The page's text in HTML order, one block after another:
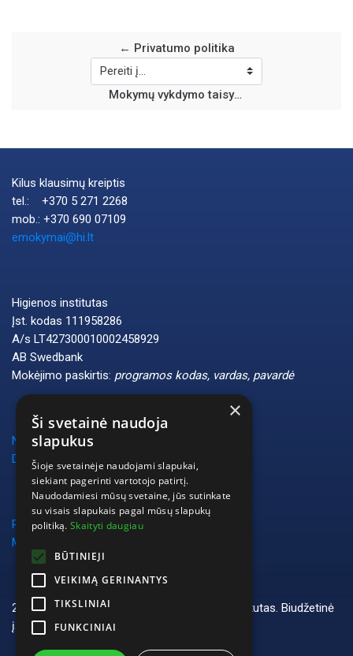
← Privatumo politika
Mokymų vykdymo taisyklės →
Kilus klausimų kreiptis
tel.: +370 5 271 2268
mob.: +370 690 07109
emokymai@hi.lt
Higienos institutas
Įst. kodas 111958286
A/s LT427300010002458929
AB Swedbank
Mokėjimo paskirtis: programos kodas, vardas, pavardė
Naudotojo vadovas
DUK
Privatumo politika
Mokymų vykdymo taisyklės
2024 Visos teisės saugomos © Higienos institutas. Biudžetinė
įstaiga. Studentų g. 45A, LT-08107 Vilnius
×
Ši svetainė naudoja
slapukus
Šioje svetainėje naudojami slapukai,
siekiant pagerinti vartotojo patirtį.
Naudodamiesi mūsų svetaine, jūs sutinkate
su visais slapukais pagal mūsų slapukų
politiką. Skaityti daugiau
BŪTINIEJI
VEIKIMĄ GERINANTYS
TIKSLINIAI
FUNKCINIAI